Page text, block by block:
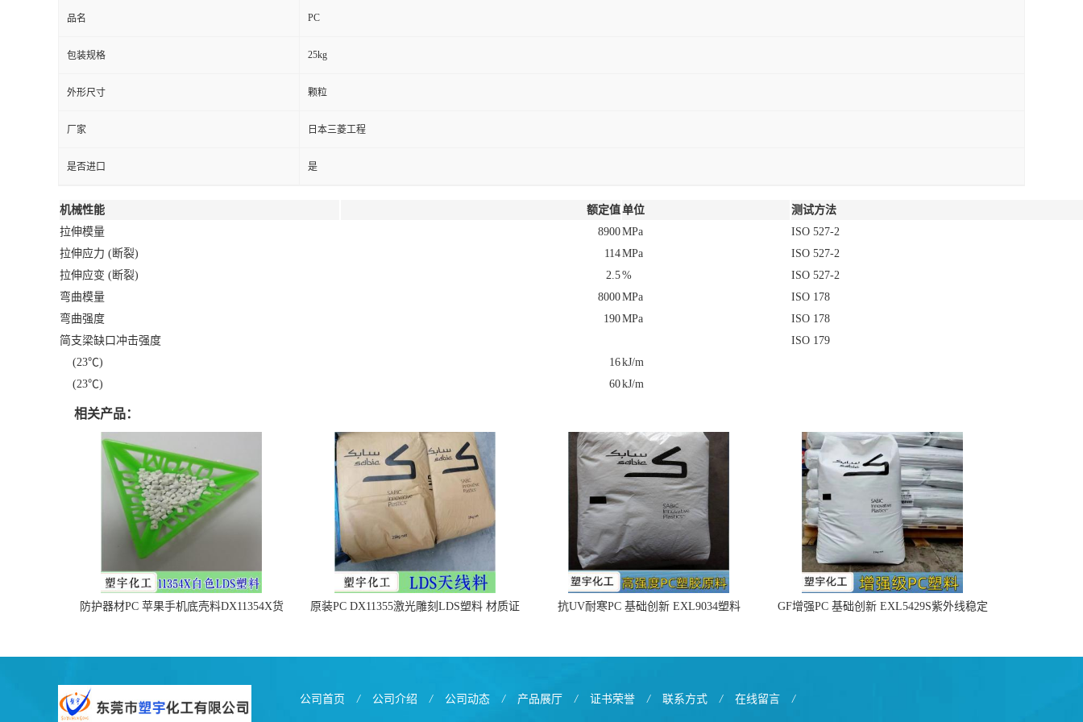
品名 PC
包装规格 25kg
外形尺寸 颗粒
厂家 日本三菱工程
是否进口 是
机械性能 额定值单位
测试方法
拉伸模量
8900MPa
ISO 527-2
拉伸应力 (断裂)
114MPa
ISO 527-2
拉伸应变 (断裂)
2.5%
ISO 527-2
弯曲模量
8000MPa
ISO 178
弯曲强度
190MPa
ISO 178
简支梁缺口冲击强度
ISO 179
(23℃)
16kJ/m
(23℃)
60kJ/m
相关产品：
防护器材PC 苹果手机底壳料DX11354X货
原装PC DX11355激光雕刻LDS塑料 材质证
抗UV耐寒PC 基础创新 EXL9034塑料
GF增强PC 基础创新 EXL5429S紫外线稳定
公司首页 / 公司介绍 / 公司动态 / 产品展厅 / 证书荣誉 / 联系方式 / 在线留言 /